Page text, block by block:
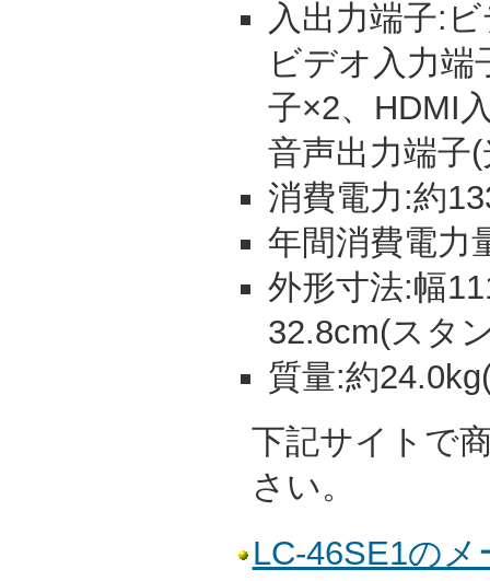
入出力端子:
ビデオ入力端
子×2、HDMI
音声出力端子
消費電力:約
年間消費電力
外形寸法:幅
32.8cm(スタ
質量:約
下記サイトで
さい。
LC-46SE1の